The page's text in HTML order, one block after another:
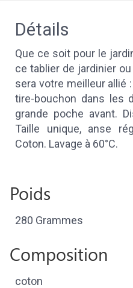
Détails
Que ce soit pour le
ce tablier de jardinier
sera votre meilleur allié
tire-bouchon dans les
grande poche avant.
Taille unique, anse
Coton. Lavage à 60°C.
Poids
280 Grammes
Composition
coton